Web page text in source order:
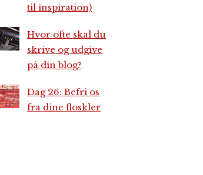
til inspiration)
Hvor ofte skal du
skrive og udgive
på din blog?
Dag 26: Befri os
fra dine floskler